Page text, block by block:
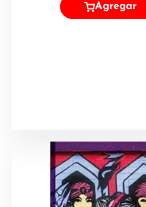
Agregar